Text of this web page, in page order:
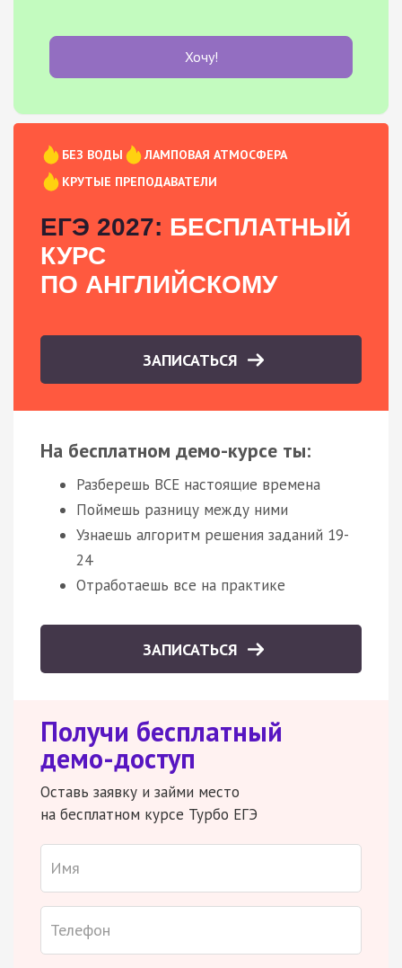
Хочу!
БЕЗ ВОДЫ
ЛАМПОВАЯ АТМОСФЕРА
КРУТЫЕ ПРЕПОДАВАТЕЛИ
ЕГЭ 2027: БЕСПЛАТНЫЙ
КУРС
ПО АНГЛИЙСКОМУ
ЗАПИСАТЬСЯ
На бесплатном демо-курсе ты:
Разберешь ВСЕ настоящие времена
Поймешь разницу между ними
Узнаешь алгоритм решения заданий 19-
24
Отработаешь все на практике
ЗАПИСАТЬСЯ
Получи бесплатный
демо-доступ
Оставь заявку и займи место
на бесплатном курсе Турбо ЕГЭ